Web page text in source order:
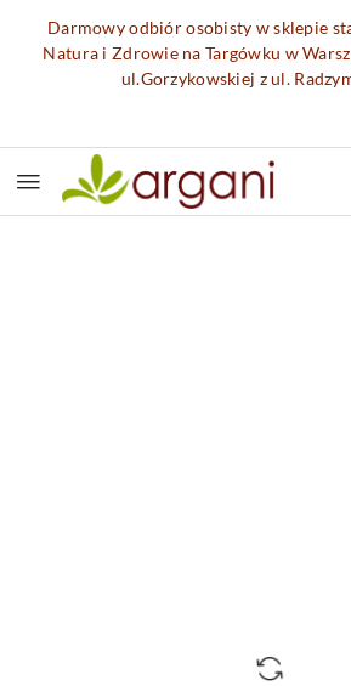
Przejdź do treści głównej
Przejdź do wyszukiwarki
Przejdź do moje konto
Przejdź do menu głównego
Przejdź do opisu produktu
Przejdź do stopki
Darmowy odbiór osobisty w sklepie
Natura i Zdrowie na Targówku w
ul.Gorzykowskiej z ul.